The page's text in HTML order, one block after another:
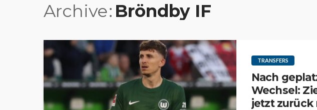
Archive Bröndby IF
TRANSFERS
Nach
Wechsel:
jetzt zurück